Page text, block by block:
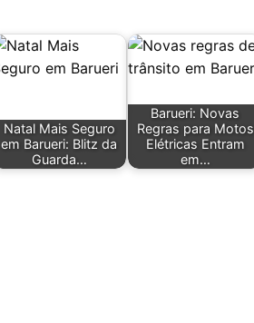
Natal Mais Seguro
em Barueri: Blitz da
Guarda…
Barueri: Novas
Regras para Motos
Elétricas Entram
em…